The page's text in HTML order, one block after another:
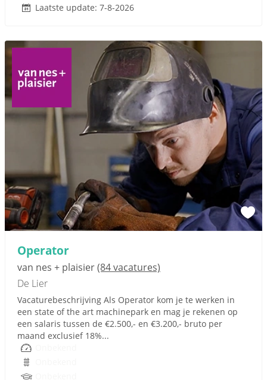
Laatste update: 7-8-2026
Operator
van nes + plaisier(84 vacatures)
De Lier
Vacaturebeschrijving Als Operator kom je te werken in
een state of the art machinepark en mag je rekenen op
een salaris tussen de €2.500,- en €3.200,- bruto per
maand exclusief 18%...